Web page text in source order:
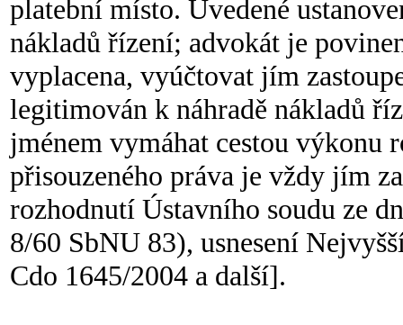
platební místo. Uvedené
nákladů řízení; advokát je
vyplacena, vyúčtovat jím
legitimován k náhradě nákladů
jménem vymáhat cestou výkonu
přisouzeného práva je vždy jím
rozhodnutí Ústavního soudu ze
8/60 SbNU 83), usnesení
Cdo 1645/2004 a další].